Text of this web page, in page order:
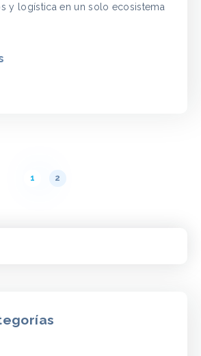
y logística en un solo ecosistema
1 2